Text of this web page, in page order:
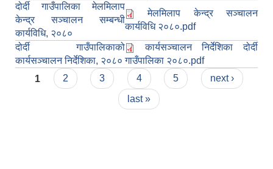
दोर्दी गाउँपालिका मेलमिलाप
केन्द्र सञ्चालन सम्बन्धी
कार्यविधि, २०८०
मेलमिलाप केन्द्र सञ्चालन
कार्यविधि २०८०.pdf
दोर्दी गाउँपालिकाको
कार्यसञ्चालन निर्देशिका, २०८०
कार्यसञ्चालन निर्देशिका दोर्दी
गाउँपालिका २०८०.pdf
Pages
1 2 3 4 5
next ›
last »